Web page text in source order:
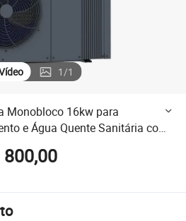
1/1
Monobloco 16kw para
e Água Quente Sanitária com
WiFi
800,00